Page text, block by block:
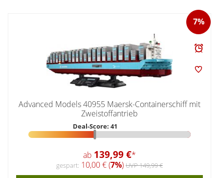
7%
Advanced Models 40955 Maersk-Containerschiff mit
Zweistoffantrieb
Deal-Score: 41
ab 139,99 €*
gespart: 10,00 € (7%) UVP 149,99 €